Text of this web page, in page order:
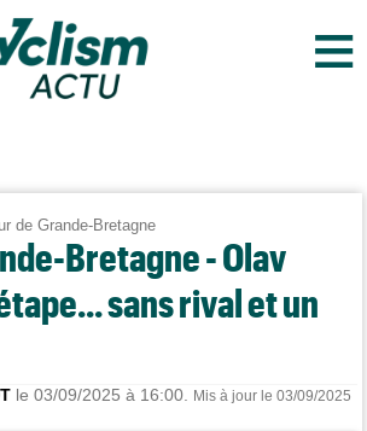
≡
de Grande-Bretagne
Bretagne - Olav
sans rival et un
le 03/09/2025 à 16:00.
Mis à jour le 03/09/2025